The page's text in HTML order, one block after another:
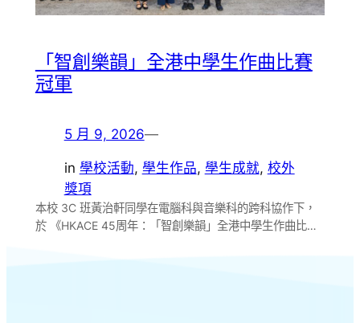
「智創樂韻」全港中學生作曲比賽
冠軍
5 月 9, 2026—
in 學校活動, 學生作品, 學生成就, 校外
獎項
本校 3C 班黃治軒同學在電腦科與音樂科的跨科協作下，
於 《HKACE 45周年：「智創樂韻」全港中學生作曲比…